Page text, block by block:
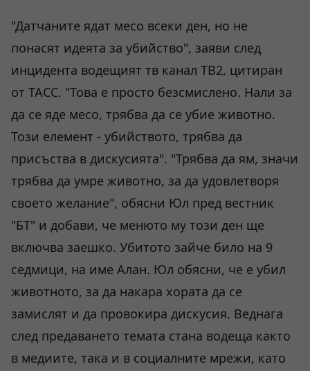
"Датчаните ядат месо всеки ден, но не
понасят идеята за убийство", заяви след
инцидента водещият тв канал ТВ2, цитиран
от ТАСС. "Това е просто безсмислено. Нали за
да се яде месо, трябва да се убие животно.
Този елемент - убийството, трябва да
присъства в дискусията". "Трябва да ям, значи
трябва да умре животно, за да удовлетворя
своето желание", обясни Юл пред вестник
"БТ" и добави, че менюто му този ден ще
включва заешко. Убитото зайче било на 9
седмици, на име Алан. Юл обясни, че е убил
животното, за да накара хората да се
замислят и да провокира дискусия. Веднага
след предаването темата стана водеща както
в медиите, така и в социалните мрежи, като